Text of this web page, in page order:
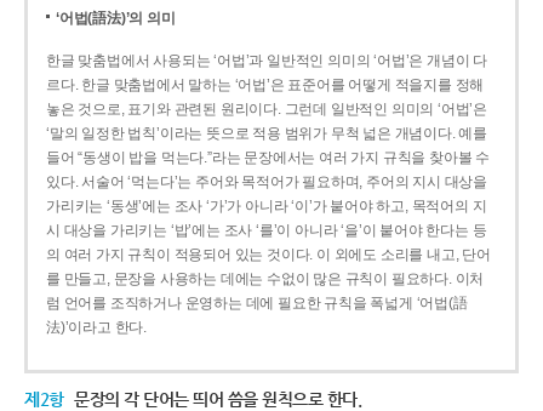
‘어법(語法)’의 의미
한글 맞춤법에서 사용되는 ‘어법’과 일반적인 의미의 ‘어법’은 개념이 다
르다. 한글 맞춤법에서 말하는 ‘어법’은 표준어를 어떻게 적을지를 정해
놓은 것으로, 표기와 관련된 원리이다. 그런데 일반적인 의미의 ‘어법’은
‘말의 일정한 법칙’이라는 뜻으로 적용 범위가 무척 넓은 개념이다. 예를
들어 “동생이 밥을 먹는다.”라는 문장에서는 여러 가지 규칙을 찾아볼 수
있다. 서술어 ‘먹는다’는 주어와 목적어가 필요하며, 주어의 지시 대상을
가리키는 ‘동생’에는 조사 ‘가’가 아니라 ‘이’가 붙어야 하고, 목적어의 지
시 대상을 가리키는 ‘밥’에는 조사 ‘를’이 아니라 ‘을’이 붙어야 한다는 등
의 여러 가지 규칙이 적용되어 있는 것이다. 이 외에도 소리를 내고, 단어
를 만들고, 문장을 사용하는 데에는 수없이 많은 규칙이 필요하다. 이처
럼 언어를 조직하거나 운영하는 데에 필요한 규칙을 폭넓게 ‘어법(語
法)’이라고 한다.
제2항 문장의 각 단어는 띄어 씀을 원칙으로 한다.